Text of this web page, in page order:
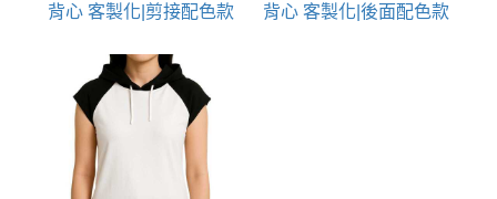
背心 客製化|剪接配色款 背心 客製化|後面配色款